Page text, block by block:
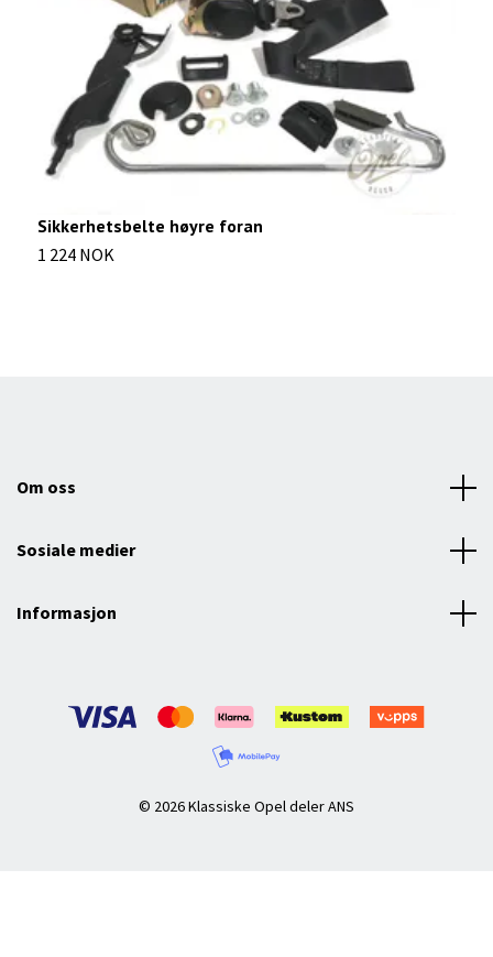
Sikkerhetsbelte høyre foran
1 224 NOK
Om oss
Sosiale medier
Informasjon
© 2026 Klassiske Opel deler ANS